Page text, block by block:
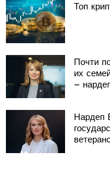
Топ
Почти
их
–
Нардеп